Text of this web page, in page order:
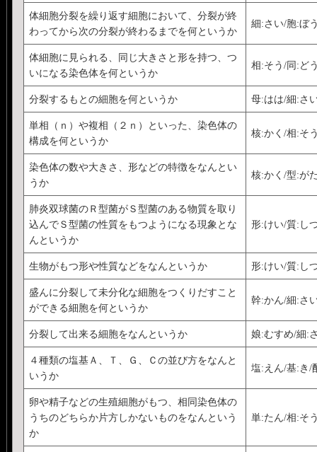
体細胞分裂を繰り返す細胞において、分裂が終
わってから次の分裂が終わるまでを何というか
細:さい/胞:ぼ
体細胞に見られる、同じ大きさと形を持つ、つ
いになる染色体を何というか
相:そう/同:ど
分裂するもとの細胞を何というか 母:はは/細:さ
単相（ｎ）や複相（２ｎ）といった、染色体の
構成を何というか
核:かく/相:そ
染色体の数や大きさ、形などの特徴をなんとい
うか
核:かく/型:が
肺炎双球菌のＲ型菌がＳ型菌のある物質を取り
込んでＳ型菌の性質をもつようになる現象とな
んというか
形:けい/質:し
生物がもつ形や性質などをなんというか 形:けい/質:し
盛んに分裂して未分化な細胞をつくりだすこと
ができる細胞を何というか
幹:かん/細:さ
分裂して出来る細胞をなんというか 娘:むすめ/細:
４種類の塩基Ａ、Ｔ、Ｇ、Ｃの並び方をなんと
いうか
塩:えん/基:き/
卵や精子などの生殖細胞がもつ、相同染色体の
うちのどちらか片方しかないものをなんという
か
単:たん/相:そ